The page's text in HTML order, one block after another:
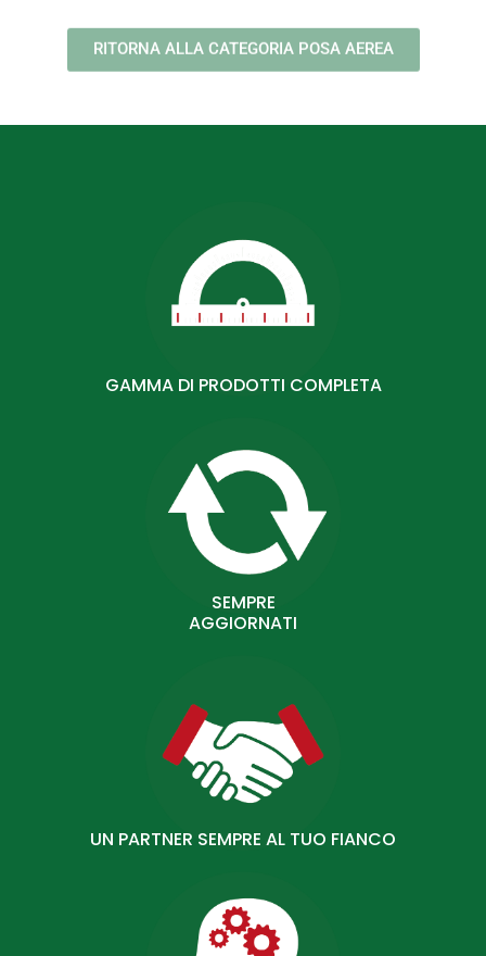
RITORNA ALLA CATEGORIA POSA AEREA
GAMMA DI PRODOTTI COMPLETA
SEMPRE
AGGIORNATI
UN PARTNER SEMPRE AL TUO FIANCO